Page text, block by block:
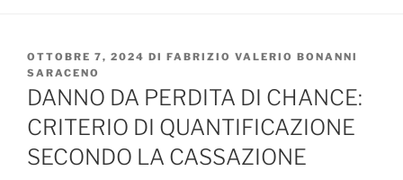
PUBBLICATO
IL
OTTOBRE 7, 2024 DI FABRIZIO VALERIO BONANNI
SARACENO
DANNO DA PERDITA DI CHANCE:
CRITERIO DI QUANTIFICAZIONE
SECONDO LA CASSAZIONE